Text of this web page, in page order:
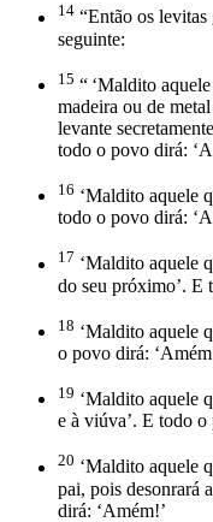
14 “Então os
seguinte:
15 “ ‘Maldito
madeira ou de
levante
todo o povo dirá:
16 ‘Maldito aquele
todo o povo dirá:
17 ‘Maldito aquele
do seu próximo’. E
18 ‘Maldito aquele
o povo dirá:
19 ‘Maldito aquele
e à viúva’. E todo
20 ‘Maldito aquele
pai, pois desonrará
dirá: ‘Amém!’